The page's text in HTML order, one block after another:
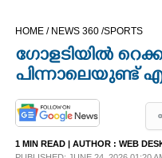
CINEMA
OPINION
PHOTOS
HOME / NEWS 360 /SPORTS
ഗോളടിയിൽ
പിന്നാലെയുണ്ട്
1 MIN READ | AUTHOR : WEB